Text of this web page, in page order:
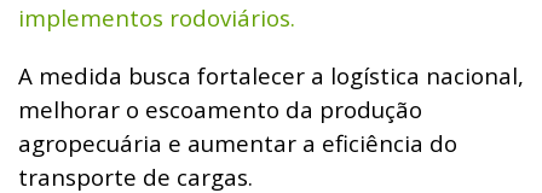
implementos rodoviários.
A medida busca fortalecer a logística nacional,
melhorar o escoamento da produção
agropecuária e aumentar a eficiência do
transporte de cargas.